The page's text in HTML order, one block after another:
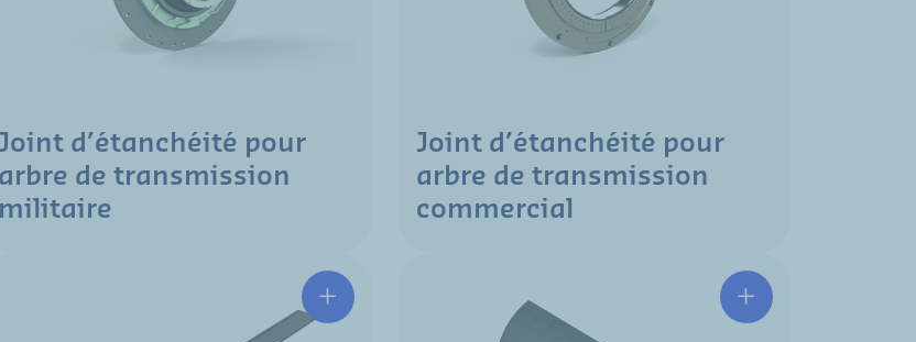
Joint d’étanchéité pour
arbre de transmission
militaire
Joint d’étanchéité pour
arbre de transmission
commercial